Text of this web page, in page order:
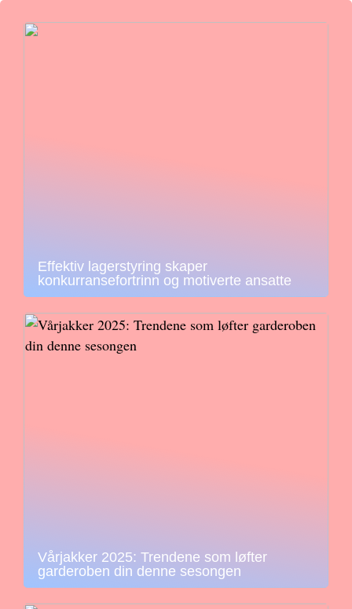
Effektiv lagerstyring skaper
konkurransefortrinn og motiverte ansatte
Vårjakker 2025: Trendene som løfter
garderoben din denne sesongen